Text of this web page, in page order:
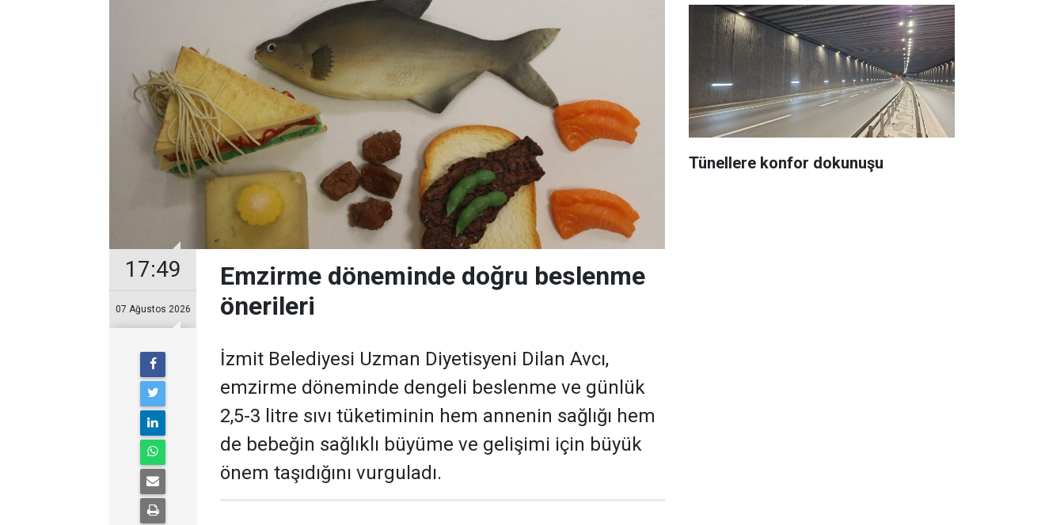
17:49
07 Ağustos 2026
Emzirme döneminde doğru beslenme
önerileri
İzmit Belediyesi Uzman Diyetisyeni Dilan Avcı,
emzirme döneminde dengeli beslenme ve günlük
2,5-3 litre sıvı tüketiminin hem annenin sağlığı hem
de bebeğin sağlıklı büyüme ve gelişimi için büyük
önem taşıdığını vurguladı.
Tünellere konfor dokunuşu